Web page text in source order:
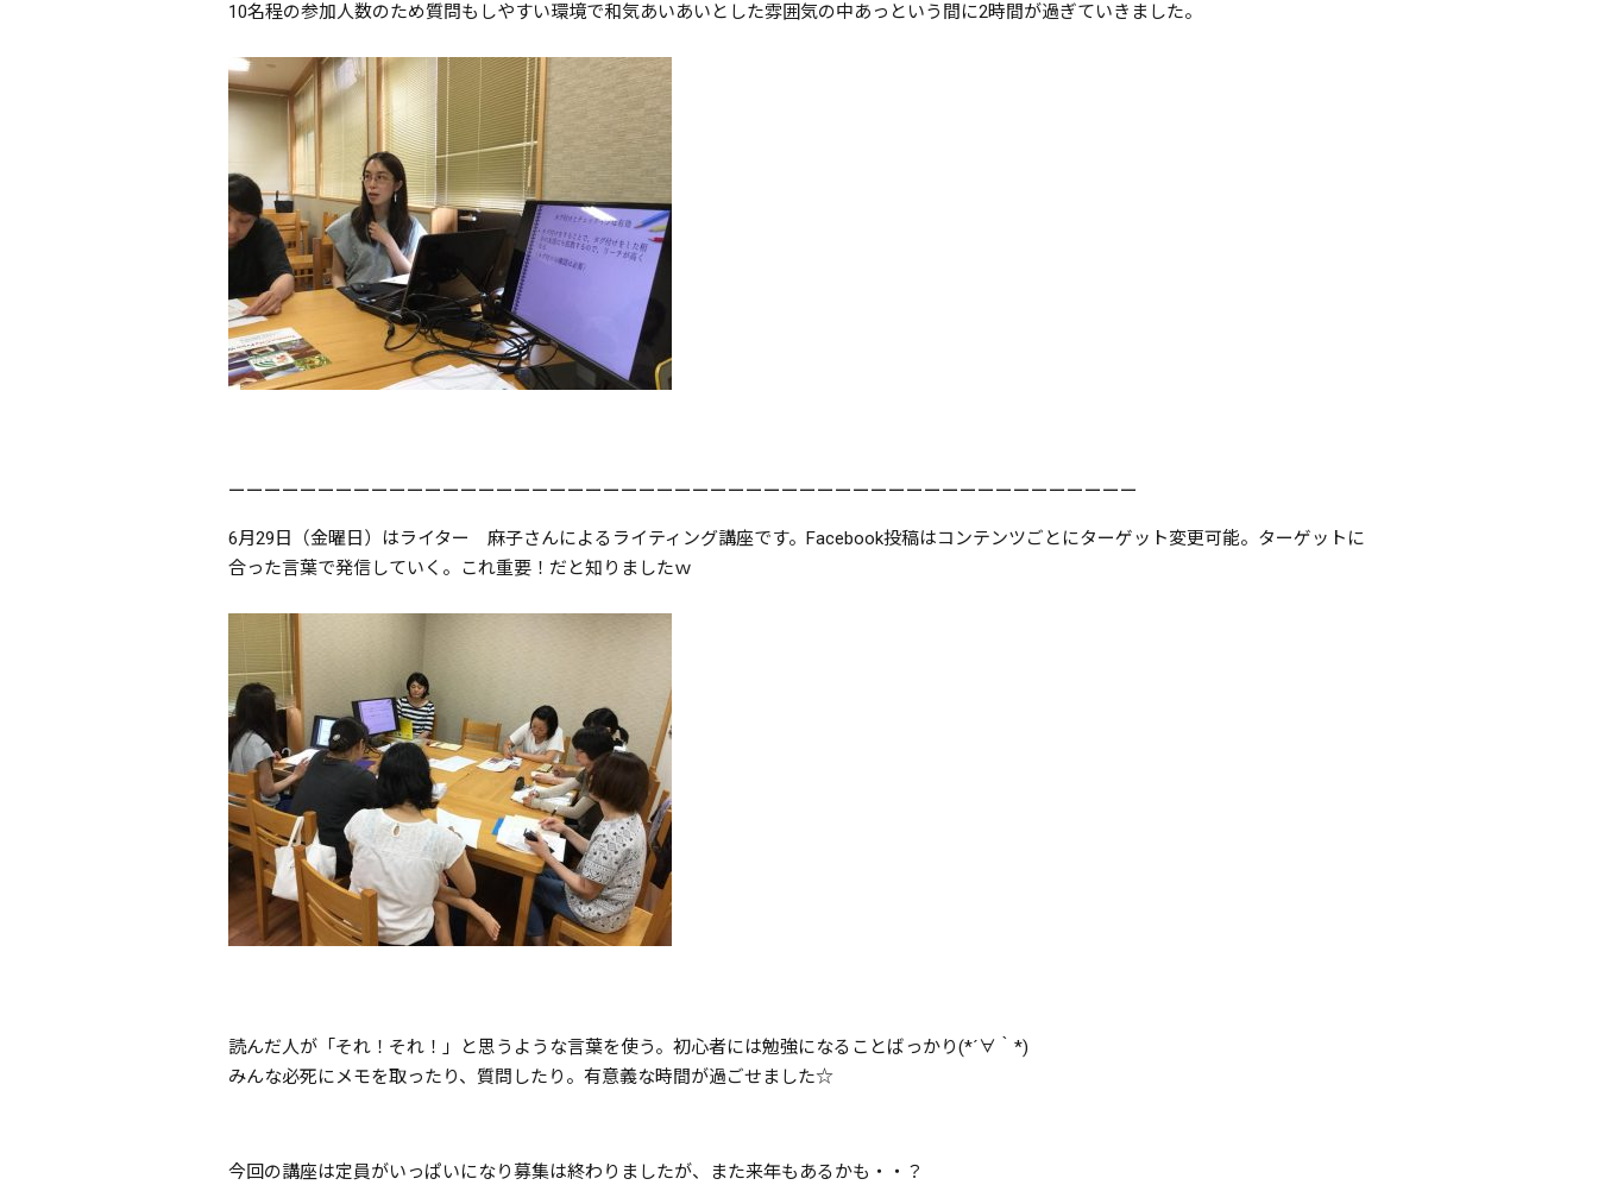
10名程の参加人数のため質問もしやすい環境で和気あいあいとした雰囲気の中あっという間に2時間が過ぎていきました。
ーーーーーーーーーーーーーーーーーーーーーーーーーーーーーーーーーーーーーーーーーーーーーーーーーーー
6月29日（金曜日）はライター 麻子さんによるライティング講座です。Facebook投稿はコンテンツごとにターゲット変更可能。ターゲットに
合った言葉で発信していく。これ重要！だと知りましたｗ
読んだ人が「それ！それ！」と思うような言葉を使う。初心者には勉強になることばっかり(*´∀｀*)
みんな必死にメモを取ったり、質問したり。有意義な時間が過ごせました☆
今回の講座は定員がいっぱいになり募集は終わりましたが、また来年もあるかも・・？